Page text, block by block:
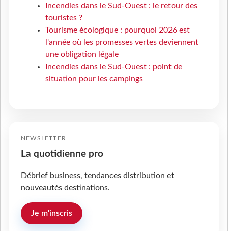
Incendies dans le Sud-Ouest : le retour des
touristes ?
Tourisme écologique : pourquoi 2026 est
l'année où les promesses vertes deviennent
une obligation légale
Incendies dans le Sud-Ouest : point de
situation pour les campings
NEWSLETTER
La quotidienne pro
Débrief business, tendances distribution et
nouveautés destinations.
Je m'inscris